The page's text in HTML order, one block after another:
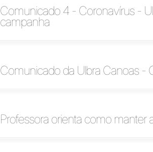
Comunicado 4 - Coronavírus -
campanha
Comunicado da Ulbra Canoas -
Professora orienta como manter